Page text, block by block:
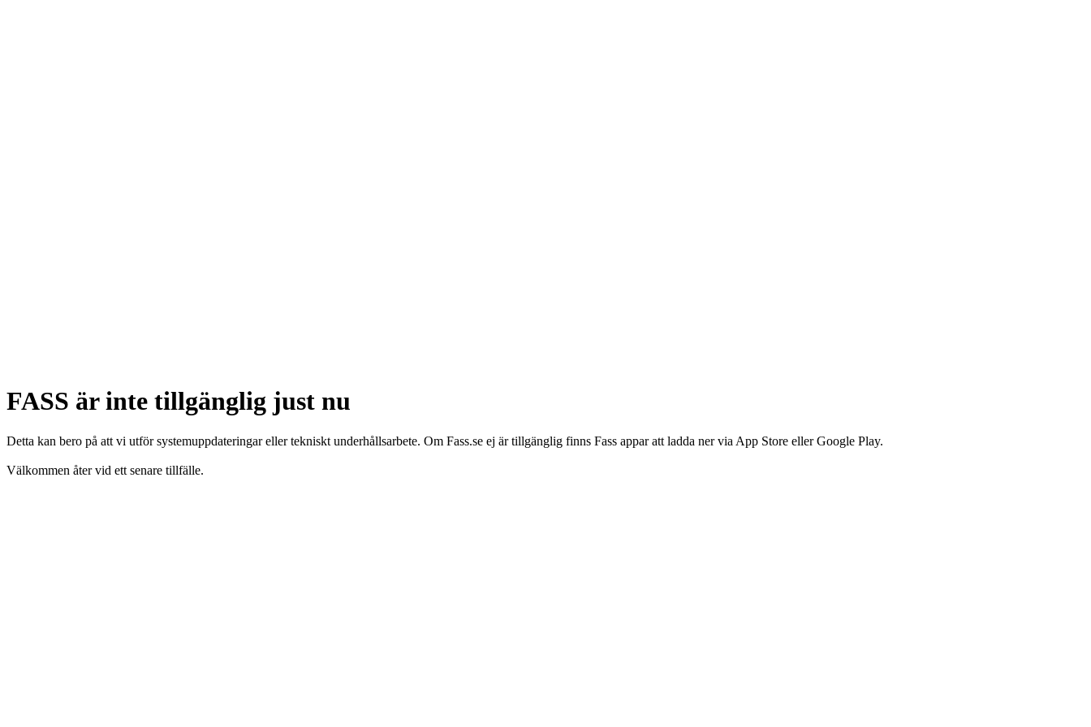
FASS är inte tillgänglig just nu
Detta kan bero på att vi utför systemuppdateringar eller tekniskt underhållsarbete. Om Fass.se ej är tillgänglig finns Fass appar att ladda ner via App Store eller Google Play.
Välkommen åter vid ett senare tillfälle.